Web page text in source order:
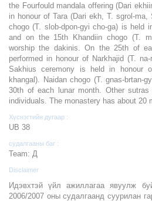
the Fourfould mandala offering (Dari
in honour of Tara (Dari ekh, T. sgrol-
chogo (T. slob-dpon-gyi cho-ga) is held
and on the 15th Khandiin chogo (T.
worship the dakinis. On the 25th of
performed in honour of Narkhajid (T.
Sakhius ceremony is held in honour
khangal). Naidan chogo (T. gnas-brtan-
30th of each lunar month. Other
individuals. The monastery has about 20
Хүснэгтийн дугаар :
UB 38
судалгааны баг :
Team: Д
Disclaimer
Идэвхтэй үйл ажиллагаа явуулж
2006/2007 оны судалгаанд суурилан